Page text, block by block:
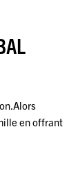
en offrant